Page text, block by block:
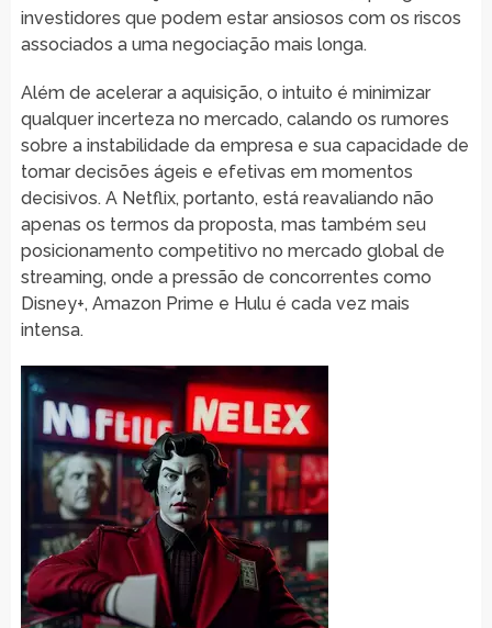
investidores que podem estar ansiosos com os riscos
associados a uma negociação mais longa.
Além de acelerar a aquisição, o intuito é minimizar
qualquer incerteza no mercado, calando os rumores
sobre a instabilidade da empresa e sua capacidade de
tomar decisões ágeis e efetivas em momentos
decisivos. A Netflix, portanto, está reavaliando não
apenas os termos da proposta, mas também seu
posicionamento competitivo no mercado global de
streaming, onde a pressão de concorrentes como
Disney+, Amazon Prime e Hulu é cada vez mais
intensa.